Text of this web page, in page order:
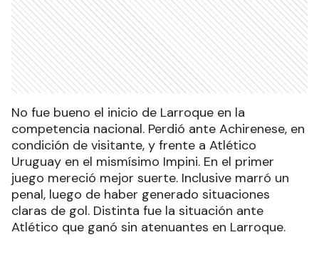
No fue bueno el inicio de Larroque en la
competencia nacional. Perdió ante Achirenese, en
condición de visitante, y frente a Atlético
Uruguay en el mismísimo Impini. En el primer
juego mereció mejor suerte. Inclusive marró un
penal, luego de haber generado situaciones
claras de gol. Distinta fue la situación ante
Atlético que ganó sin atenuantes en Larroque.